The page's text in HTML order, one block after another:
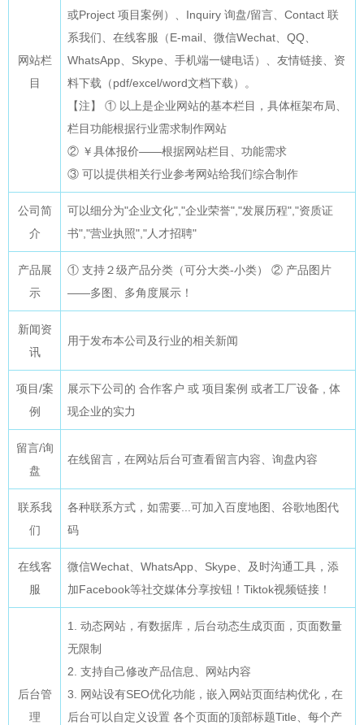
网站栏
目
或Project 项目案例）、Inquiry 询盘/留言、Contact 联
系我们、在线客服（E-mail、微信Wechat、QQ、
WhatsApp、Skype、手机端一键电话）、友情链接、资
料下载（pdf/excel/word文档下载）。
【注】 ① 以上是企业网站的基本栏目，具体框架布局、
栏目功能根据行业需求制作网站
② ￥具体报价——根据网站栏目、功能需求
③ 可以提供相关行业参考网站给我们综合制作
公司简
介
可以细分为"企业文化","企业荣誉","发展历程","资质证
书","营业执照","人才招聘"
产品展
示
① 支持２级产品分类（可分大类-小类） ② 产品图片
——多图、多角度展示！
新闻资
讯
用于发布本公司及行业的相关新闻
项目/案
例
展示下公司的 合作客户 或 项目案例 或者工厂设备 , 体
现企业的实力
留言/询
盘
在线留言，在网站后台可查看留言内容、询盘内容
联系我
们
各种联系方式，如需要...可加入百度地图、谷歌地图代
码
在线客
服
微信Wechat、WhatsApp、Skype、及时沟通工具，添
加Facebook等社交媒体分享按钮！Tiktok视频链接！
后台管
理
1. 动态网站，有数据库，后台动态生成页面，页面数量
无限制
2. 支持自己修改产品信息、网站内容
3. 网站设有SEO优化功能，嵌入网站页面结构优化，在
后台可以自定义设置 各个页面的顶部标题Title、每个产